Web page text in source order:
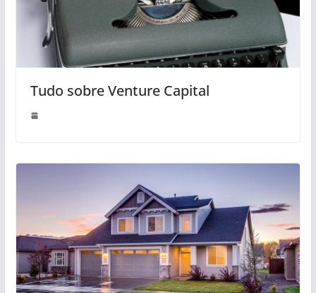
Tudo sobre Venture Capital